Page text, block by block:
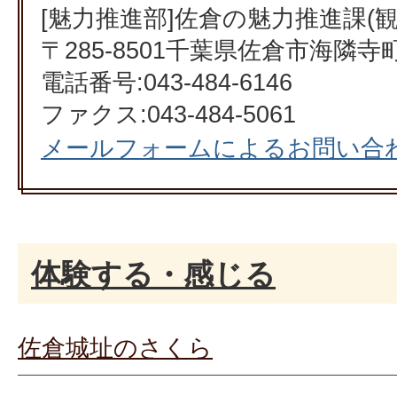
[魅力推進部]佐倉の魅力推進課(
〒285-8501千葉県佐倉市海隣寺
電話番号:043-484-6146
ファクス:043-484-5061
メールフォームによるお問い合
体験する・感じる
佐倉城址のさくら